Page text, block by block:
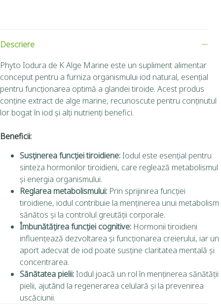
Descriere
Phyto Iodura de K Alge Marine este un supliment alimentar
conceput pentru a furniza organismului iod natural, esențial
pentru funcționarea optimă a glandei tiroide. Acest produs
conține extract de alge marine, recunoscute pentru conținutul
lor bogat în iod și alți nutrienți benefici.
Beneficii:
Susținerea funcției tiroidiene:Iodul este esențial pentru
sinteza hormonilor tiroidieni, care reglează metabolismul
și energia organismului.
Reglarea metabolismului: Prin sprijinirea funcției
tiroidiene, iodul contribuie la menținerea unui metabolism
sănătos și la controlul greutății corporale.
Îmbunătățirea funcției cognitive: Hormonii tiroidieni
influențează dezvoltarea și funcționarea creierului, iar un
aport adecvat de iod poate susține claritatea mentală și
concentrarea.
Sănătatea pielii:Iodul joacă un rol în menținerea sănătății
pielii, ajutând la regenerarea celulară și la prevenirea
uscăciunii.